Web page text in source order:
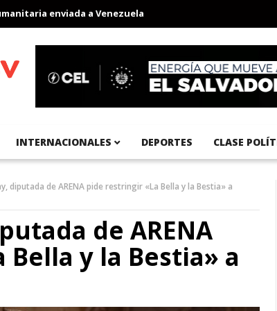
enviada a Venezuela Aeropuerto Internacional del
INTERNACIONALES DEPORTES CLASE
diputada de ARENA pide restringir «La Bella y la Bestia» a
de ARENA
y la Bestia» a